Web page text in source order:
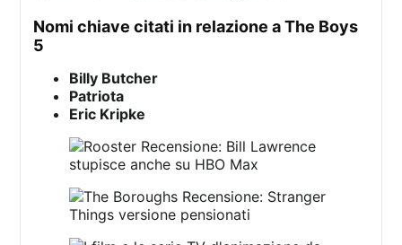
nomi chiave citati in relazione a The Boys
5
Billy Butcher
Patriota
Eric Kripke